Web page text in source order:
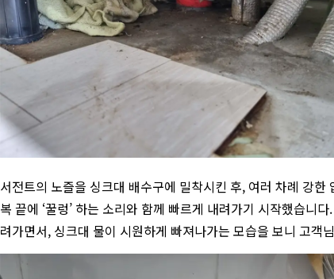
서전트의 노즐을 싱크대 배수구에 밀착시킨 후, 여러 차례 강
복 끝에 ‘꿀렁’ 하는 소리와 함께 빠르게 내려가기 시작했습니
려가면서, 싱크대 물이 시원하게 빠져나가는 모습을 보니 고객